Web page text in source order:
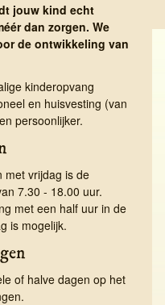
jouw kind echt
dan zorgen. We
de ontwikkeling van
kinder­opvang
en huisvesting (van
persoonlijker.
met vrijdag is de
7.30 - 18.00 uur.
met een half uur in de
is mogelijk.
of halve dagen op het